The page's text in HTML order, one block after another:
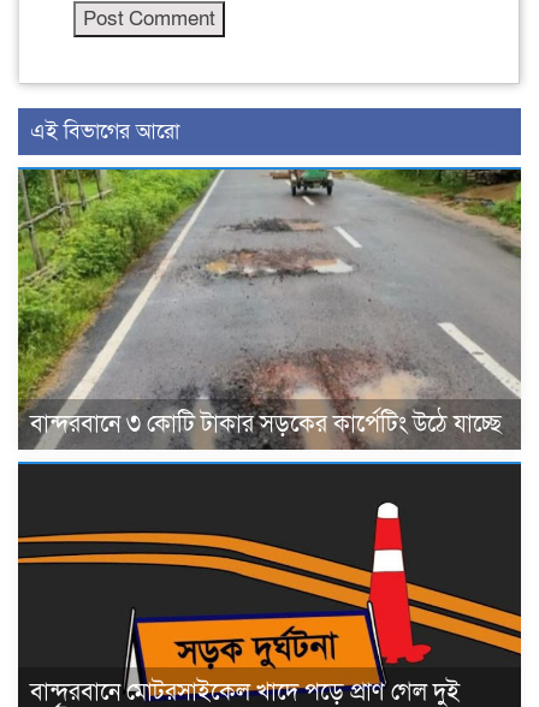
এই বিভাগের আরো
বান্দরবানে ৩ কোটি টাকার সড়কের কার্পেটিং উঠে যাচ্ছে
বান্দরবানে মোটরসাইকেল খাদে পড়ে প্রাণ গেল দুই